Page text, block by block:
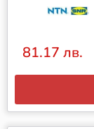
81.17 лв.